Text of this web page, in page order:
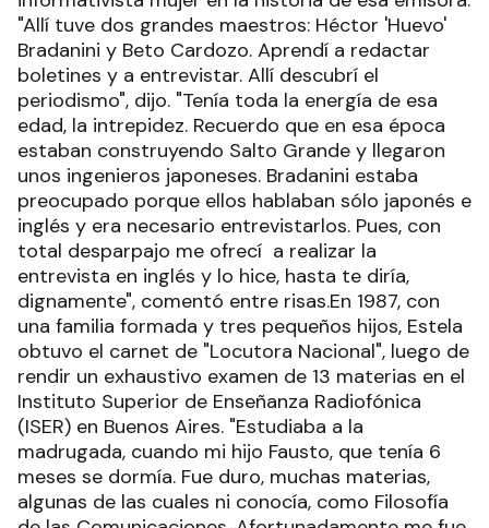
"Allí tuve dos grandes maestros: Héctor 'Huevo'
Bradanini y Beto Cardozo. Aprendí a redactar
boletines y a entrevistar. Allí descubrí el
periodismo", dijo. "Tenía toda la energía de esa
edad, la intrepidez. Recuerdo que en esa época
estaban construyendo Salto Grande y llegaron
unos ingenieros japoneses. Bradanini estaba
preocupado porque ellos hablaban sólo japonés e
inglés y era necesario entrevistarlos. Pues, con
total desparpajo me ofrecí a realizar la
entrevista en inglés y lo hice, hasta te diría,
dignamente", comentó entre risas.En 1987, con
una familia formada y tres pequeños hijos, Estela
obtuvo el carnet de "Locutora Nacional", luego de
rendir un exhaustivo examen de 13 materias en el
Instituto Superior de Enseñanza Radiofónica
(ISER) en Buenos Aires. "Estudiaba a la
madrugada, cuando mi hijo Fausto, que tenía 6
meses se dormía. Fue duro, muchas materias,
algunas de las cuales ni conocía, como Filosofía